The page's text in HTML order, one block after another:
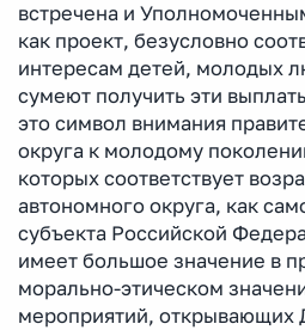
встречена и
как проект, безусловно
интересам детей, молодых
сумеют получить эти
это символ внимания
округа к молодому
которых соответствует
автономного округа, как
субъекта Российской
имеет большое значение в
морально-этическом
мероприятий, открывающих